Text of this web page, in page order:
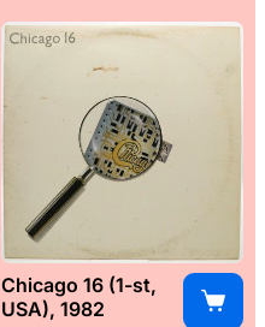
Chicago 16 (1-st,
USA), 1982